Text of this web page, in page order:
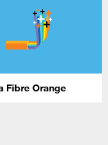
Fibre Orange